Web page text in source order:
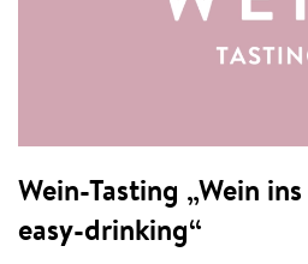
Wein-Tasting „Wein
easy-drinking“